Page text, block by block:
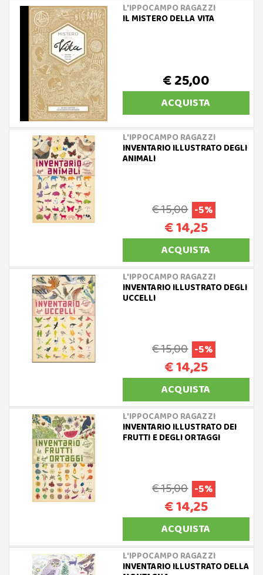
L'IPPOCAMPO RAGAZZI
IL MISTERO DELLA VITA
€ 25,00
ACQUISTA
L'IPPOCAMPO RAGAZZI
INVENTARIO ILLUSTRATO DEGLI
ANIMALI
€ 15,00 -5%
€ 14,25
ACQUISTA
L'IPPOCAMPO RAGAZZI
INVENTARIO ILLUSTRATO DEGLI
UCCELLI
€ 15,00 -5%
€ 14,25
ACQUISTA
L'IPPOCAMPO RAGAZZI
INVENTARIO ILLUSTRATO DEI
FRUTTI E DEGLI ORTAGGI
€ 15,00 -5%
€ 14,25
ACQUISTA
L'IPPOCAMPO RAGAZZI
INVENTARIO ILLUSTRATO DELLA